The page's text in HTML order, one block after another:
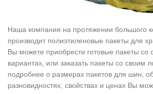
Наша компания на протяжении большого
производит полиэтиленовые пакеты для
Вы можете приобрести готовые пакеты со
вариантах, или заказать пакеты со своим
подробнее о размерах пакетов для шин,
разновидностях, свойствах и ценах Вы